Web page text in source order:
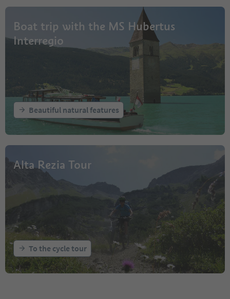
Boat trip with the MS Hubertus
Interregio
Beautiful natural features
Alta Rezia Tour
To the cycle tour